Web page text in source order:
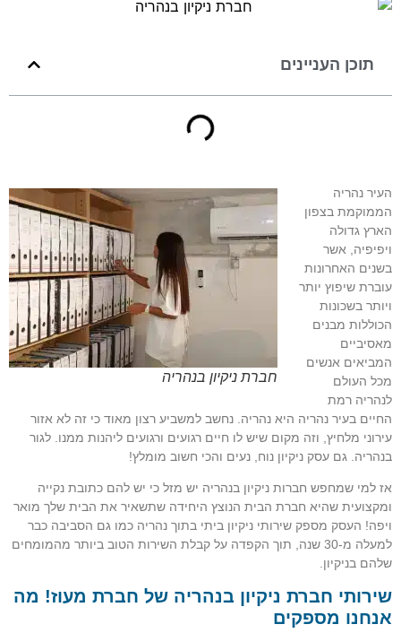
תוכן העניינים
חברת ניקיון בנהריה
העיר נהריה
הממוקמת בצפון
הארץ גדולה
ויפיפיה, אשר
בשנים האחרונות
עוברת שיפוץ יותר
ויותר בשכונות
הכוללות מבנים
מאסיביים
המביאים אנשים
מכל העולם
לנהריה רמת
החיים בעיר נהריה היא נהריה. נחשב למשביע רצון מאוד כי זה לא אזור
עירוני מלחיץ, וזה מקום שיש לו חיים רגועים ורגועים ליהנות ממנו. לגור
בנהריה. גם עסק ניקיון נוח, נעים והכי חשוב מומלץ!
אז למי שמחפש חברות ניקיון בנהריה יש מזל כי יש להם כתובת נקייה
ומקצועית שהיא חברת הבית הנוצץ היחידה שתשאיר את הבית שלך מואר
ויפה! העסק מספק שירותי ניקיון ביתי בתוך נהריה כמו גם הסביבה כבר
למעלה מ-30 שנה, תוך הקפדה על קבלת השירות הטוב ביותר מהמומחים
שלהם בניקיון.
שירותי חברת ניקיון בנהריה של חברת מעוז! מה
אנחנו מספקים